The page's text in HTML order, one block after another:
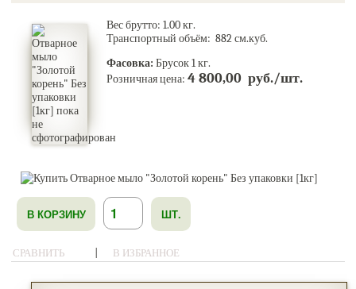
Вес брутто: 1.00кг.
Транспортный объём: 882 см.куб.
Фасовка: Брусок 1 кг.
Розничная цена: 4 800,00 руб./шт.
В КОРЗИНУ ШТ.
СРАВНИТЬ В ИЗБРАННОЕ